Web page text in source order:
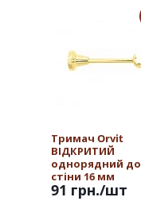
Тримач Orvit
ВІДКРИТИЙ
однорядний до
стіни 16 мм
ЗОЛОТО
91 грн./шт